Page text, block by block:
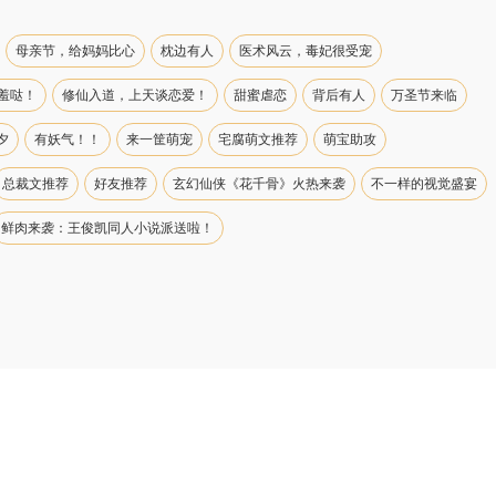
母亲节，给妈妈比心 枕边有人 医术风云，毒妃很受宠
哒！ 修仙入道，上天谈恋爱！ 甜蜜虐恋 背后有人 万圣节来临
有妖气！！ 来一筐萌宠 宅腐萌文推荐 萌宝助攻
总裁文推荐 好友推荐 玄幻仙侠《花千骨》火热来袭 不一样的视觉盛宴
鲜肉来袭：王俊凯同人小说派送啦！